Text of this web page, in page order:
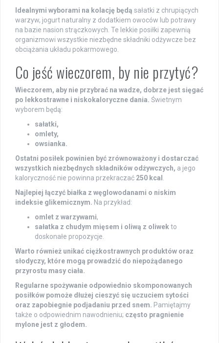
Idealnymi wyborami na kolację będą sałatki z chrupiących
warzyw, jogurt naturalny z dodatkiem owoców lub potrawy
na bazie nasion strączkowych. Te lekkie posiłki zapewnią
organizmowi wszystkie niezbędne składniki odżywcze bez
obciążania układu pokarmowego.
Co jeść wieczorem, by nie przytyć?
Wieczorem, aby nie przybrać na wadze, dobrze jest sięgać
po lekkostrawne i niskokaloryczne dania. Świetnym
wyborem będą:
sałatki,
omlety,
owsianka.
Ostatni posiłek powinien być zrównoważony i dostarczać
wszystkich niezbędnych składników odżywczych, a jego
kaloryczność nie powinna przekraczać 250 kcal
Najlepiej łączyć białka z węglowodanami o niskim
indeksie glikemicznym. Na przykład:
omlet z warzywami,
sałatka z chudym mięsem i oliwą z oliwekto
doskonałe propozycje.
Warto również unikać ciężkostrawnych produktów oraz
słodyczy, które mogą prowadzić do niepożądanego
przyrostu masy ciała.
Regularne spożywanie odpowiednio skomponowanych
posiłków pomoże dłużej cieszyć się uczuciem sytości
oraz zapobiegnie podjadaniu przed snem. Pamiętajmy
także o odpowiednim nawodnieniu; często pragnienie
mylone jest z głodem.